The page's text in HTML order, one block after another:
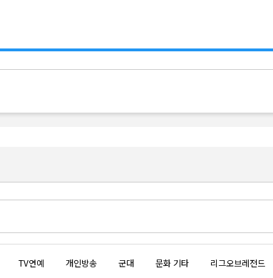
TV연예 개인방송 군대 문화 기타 리그오브레전드